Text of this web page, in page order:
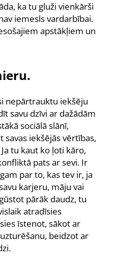
ka tu gluži vienkārši
iemesls vardarbībai.
apstākļiem un
nepārtrauktu iekšēju
savu dzīvi ar dažādām
sociālā slānī,
iekšējās vērtības,
tu kaut ko ļoti kāro,
pats ar sevi. Ir
par to, kas tev ir, ja
karjeru, māju vai
pārāk daudz, tu
atradīsies
īstenot, sākot ar
beidzot ar